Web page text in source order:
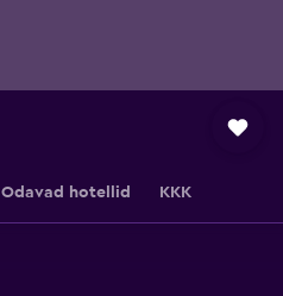
Odavad hotellid KKK